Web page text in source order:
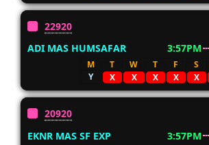
22920
ADI MAS HUMSAFAR
3:57PM
M T W T F S
Y
X X X X X
20920
EKNR MAS SF EXP
3:57PM